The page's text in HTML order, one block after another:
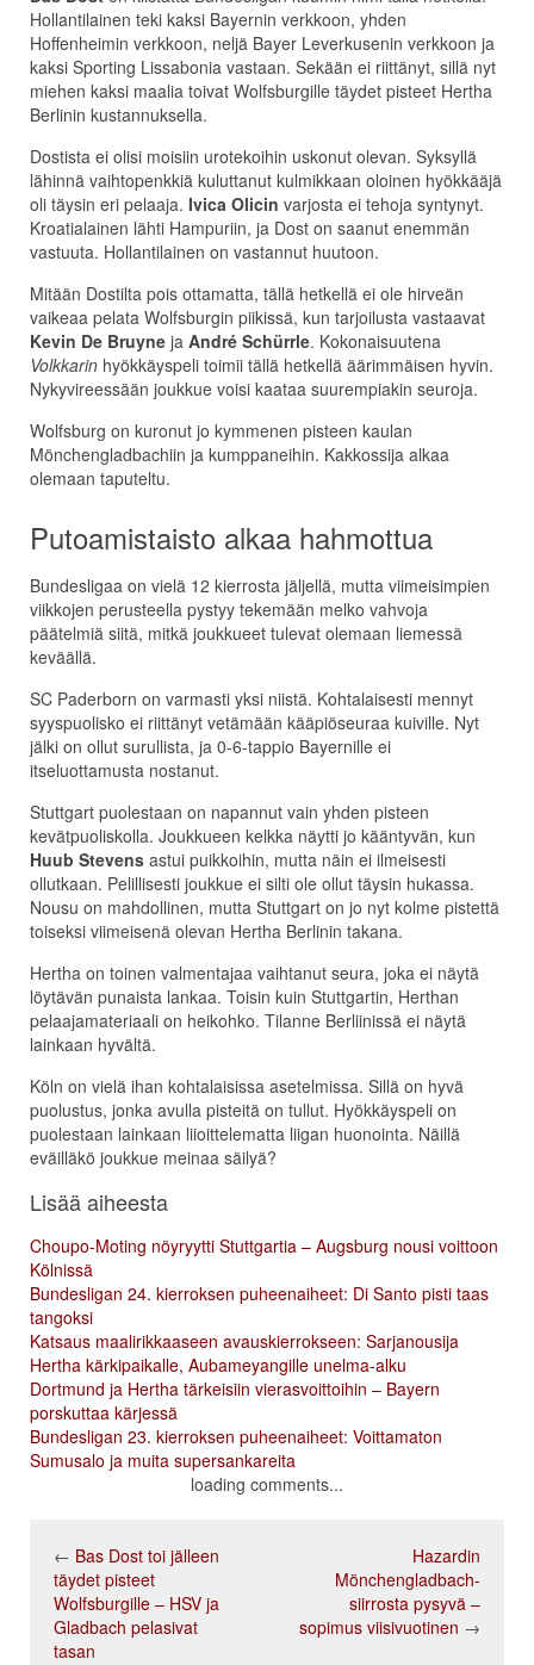
Hollantilainen teki kaksi Bayernin verkkoon, yhden
Hoffenheimin verkkoon, neljä Bayer Leverkusenin verkkoon ja
kaksi Sporting Lissabonia vastaan. Sekään ei riittänyt, sillä nyt
miehen kaksi maalia toivat Wolfsburgille täydet pisteet Hertha
Berlinin kustannuksella.
Dostista ei olisi moisiin urotekoihin uskonut olevan. Syksyllä
lähinnä vaihtopenkkiä kuluttanut kulmikkaan oloinen hyökkääjä
oli täysin eri pelaaja. Ivica Olicin varjosta ei tehoja syntynyt.
Kroatialainen lähti Hampuriin, ja Dost on saanut enemmän
vastuuta. Hollantilainen on vastannut huutoon.
Mitään Dostilta pois ottamatta, tällä hetkellä ei ole hirveän
vaikeaa pelata Wolfsburgin piikissä, kun tarjoilusta vastaavat
Kevin De Bruyne ja André Schürrle. Kokonaisuutena
Volkkarin hyökkäyspeli toimii tällä hetkellä äärimmäisen hyvin.
Nykyvireessään joukkue voisi kaataa suurempiakin seuroja.
Wolfsburg on kuronut jo kymmenen pisteen kaulan
Mönchengladbachiin ja kumppaneihin. Kakkossija alkaa
olemaan taputeltu.
Putoamistaisto alkaa hahmottua
Bundesligaa on vielä 12 kierrosta jäljellä, mutta viimeisimpien
viikkojen perusteella pystyy tekemään melko vahvoja
päätelmiä siitä, mitkä joukkueet tulevat olemaan liemessä
keväällä.
SC Paderborn on varmasti yksi niistä. Kohtalaisesti mennyt
syyspuolisko ei riittänyt vetämään kääpiöseuraa kuiville. Nyt
jälki on ollut surullista, ja 0-6-tappio Bayernille ei
itseluottamusta nostanut.
Stuttgart puolestaan on napannut vain yhden pisteen
kevätpuoliskolla. Joukkueen kelkka näytti jo kääntyvän, kun
Huub Stevens astui puikkoihin, mutta näin ei ilmeisesti
ollutkaan. Pelillisesti joukkue ei silti ole ollut täysin hukassa.
Nousu on mahdollinen, mutta Stuttgart on jo nyt kolme pistettä
toiseksi viimeisenä olevan Hertha Berlinin takana.
Hertha on toinen valmentajaa vaihtanut seura, joka ei näytä
löytävän punaista lankaa. Toisin kuin Stuttgartin, Herthan
pelaajamateriaali on heikohko. Tilanne Berliinissä ei näytä
lainkaan hyvältä.
Köln on vielä ihan kohtalaisissa asetelmissa. Sillä on hyvä
puolustus, jonka avulla pisteitä on tullut. Hyökkäyspeli on
puolestaan lainkaan liioittelematta liigan huonointa. Näillä
eväilläkö joukkue meinaa säilyä?
Lisää aiheesta
Choupo-Moting nöyryytti Stuttgartia – Augsburg nousi voittoon
Kölnissä
Bundesligan 24. kierroksen puheenaiheet: Di Santo pisti taas
tangoksi
Katsaus maalirikkaaseen avauskierrokseen: Sarjanousija
Hertha kärkipaikalle, Aubameyangille unelma-alku
Dortmund ja Hertha tärkeisiin vierasvoittoihin – Bayern
porskuttaa kärjessä
Bundesligan 23. kierroksen puheenaiheet: Voittamaton
Sumusalo ja muita supersankareita
loading comments...
← Bas Dost toi jälleen
täydet pisteet
Wolfsburgille – HSV ja
Gladbach pelasivat
tasan
Hazardin
Mönchengladbach-
siirrosta pysyvä –
sopimus viisivuotinen →